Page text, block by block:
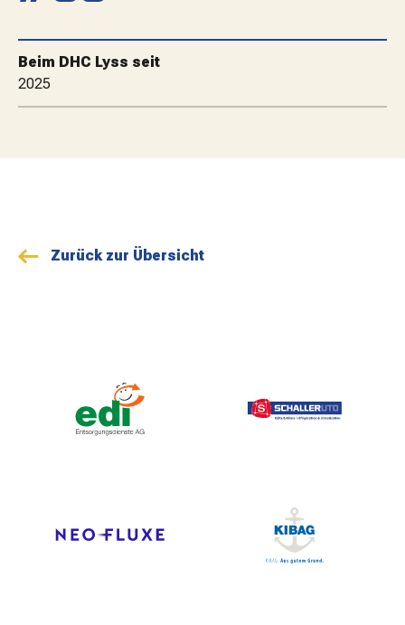
AKTUELLES
SPONSOREN
Beim DHC Lyss seit
2025
Zurück zur Übersicht